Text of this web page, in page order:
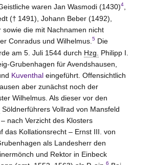
waren Jan Wasmodi (1430)4,
(† 1491), Johann Beber(1492),
sowie die mit Nachnamen nicht
Conradus und Wilhelmus. 5Die
am 5. Juli 1544 durch Hzg.
Philipp I.
Grubenhagen für Avendshausen,
Kuventhaleingeführt. Offensichtlich
aber zunächst noch der
Wilhelmus. Als dieser vor den
Söldnerführers Vollrad von Mansfeld
nach Verzicht des Klosters
das Kollationsrecht – Ernst III. von
als Landesherr den
und Rektor in Einbeck
6